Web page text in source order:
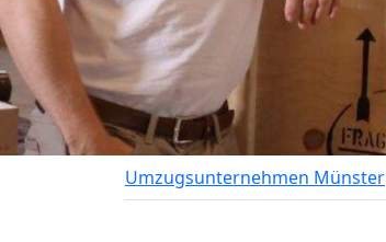
Umzugsunternehmen Münster